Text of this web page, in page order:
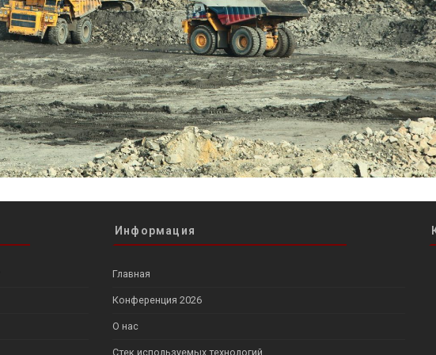
Информация
Главная
Конференция 2026
О нас
Стек используемых технологий